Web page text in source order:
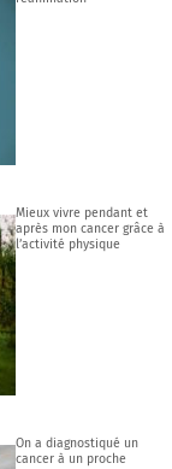
Mieux vivre pendant et
après mon cancer grâce à
l’activité physique
On a diagnostiqué un
cancer à un proche